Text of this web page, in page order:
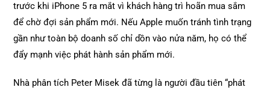
trước khi iPhone 5 ra mắt vì khách hàng trì hoãn mua sắm
để chờ đợi sản phẩm mới. Nếu Apple muốn tránh tình trạng
gần như toàn bộ doanh số chỉ dồn vào nửa năm, họ có thể
đẩy mạnh việc phát hành sản phẩm mới.
Nhà phân tích Peter Misek đã từng là người đầu tiên “phát